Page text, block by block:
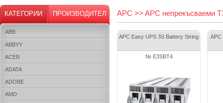
КАТЕГОРИИ ПРОИЗВОДИТЕЛ
ABB
ABBYY
ACER
ADATA
ADOBE
AMD
APC >> APC непрекъсваеми
APC Easy UPS 3S Battery String
№ E3SBT4
APC